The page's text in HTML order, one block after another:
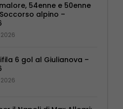
54enne e 50enne
alpino –
2026
6 gol al Giulianova –
2026